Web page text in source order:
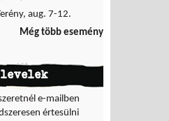
aug. 7-12.
Még több esemény
e-mailben
értesülni